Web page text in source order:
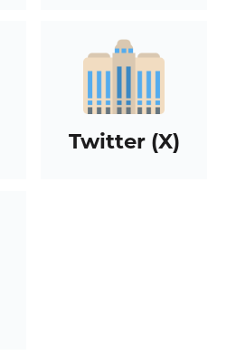
Twitter (X)